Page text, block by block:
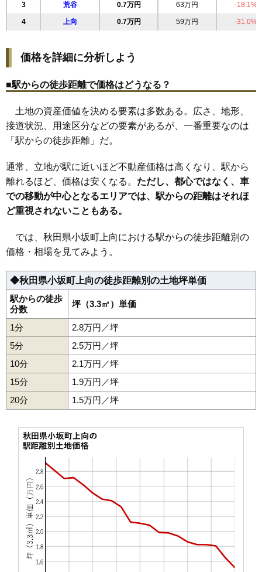
3 荒谷 0.7万円 63万円 -18.1%
4 上向 0.7万円 59万円 -31.0%
価格を詳細に分析しよう
■駅からの徒歩距離で価格はどうなる？
土地の資産価値を決める要素は多数ある。広さ、地形、
接道状況、用途区分などの要素があるが、一番重要なのは
「駅からの徒歩距離」だ。
通常、立地が駅に近いほど不動産価格は高くなり、駅から
離れるほど、価格は安くなる。 ただし、都心ではなく、車
での移動が中心となるエリアでは、駅からの距離はそれほ
ど重視されないこともある。
では、秋田県小坂町上向における駅からの徒歩距離別の
価格・相場を見てみよう。
◆秋田県小坂町上向の徒歩距離別の土地坪単価
駅からの徒歩
分数
坪（3.3㎡）単価
1分
2.8万円／坪
5分
2.5万円／坪
10分
2.1万円／坪
15分
1.9万円／坪
20分
1.5万円／坪